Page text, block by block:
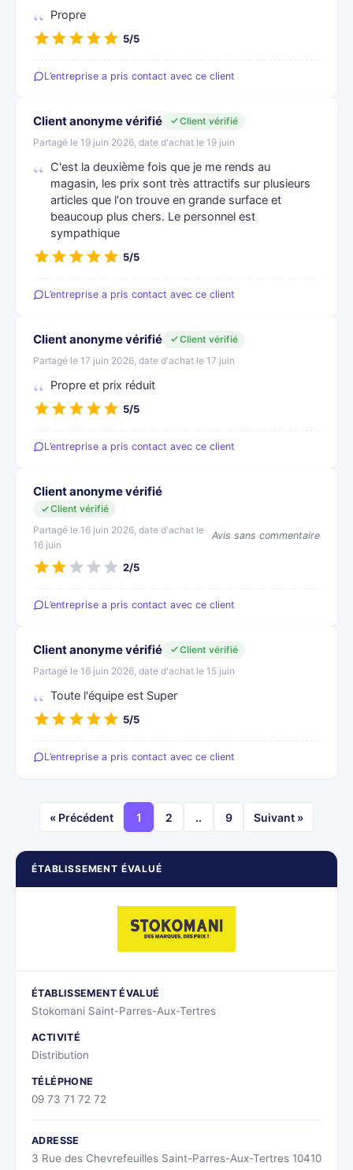
ÉTABLISSEMENT ÉVALUÉ
ÉTABLISSEMENT ÉVALUÉ
Stokomani Saint-Parres-Aux-Tertres
ACTIVITÉ
Distribution
TÉLÉPHONE
09 73 71 72 72
ADRESSE
3 Rue des Chevrefeuilles Saint-Parres-Aux-Tertres 10410
Propre
5/5
L’entreprise a pris contact avec ce client
Client anonyme vérifié
Client vérifié
Partagé le 19 juin 2026, date d'achat le 19 juin
C'est la deuxième fois que je me rends au
magasin, les prix sont très attractifs sur plusieurs
articles que l'on trouve en grande surface et
beaucoup plus chers. Le personnel est
sympathique
5/5
L’entreprise a pris contact avec ce client
Client anonyme vérifié
Client vérifié
Partagé le 17 juin 2026, date d'achat le 17 juin
Propre et prix réduit
5/5
L’entreprise a pris contact avec ce client
Client anonyme vérifié
Client vérifié
Partagé le 16 juin 2026, date d'achat le
16 juin
Avis sans commentaire
2/5
L’entreprise a pris contact avec ce client
Client anonyme vérifié
Client vérifié
Partagé le 16 juin 2026, date d'achat le 15 juin
Toute l'équipe est Super
5/5
L’entreprise a pris contact avec ce client
« Précédent 1 2 .. 9 Suivant »